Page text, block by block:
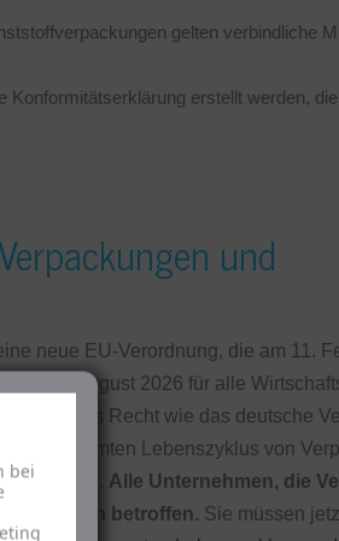
bei
gelten verbindliche
erstellt werden,
und
neue EU-Verordnung, die am 11.
12. August 2026 für alle
nationales Recht wie das deutsche
den gesamten Lebenszyklus von
vermeiden. Alle Unternehmen, die
Regeln betroffen. Sie müssen